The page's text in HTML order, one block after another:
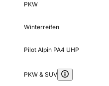
PKW
Winterreifen
Pilot Alpin PA4 UHP
PKW & SUV